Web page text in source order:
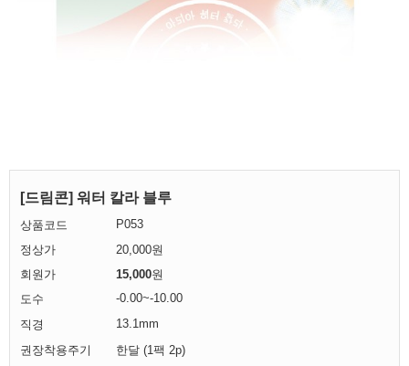
[드림콘] 워터 칼라 블루
상품코드
P053
정상가
20,000원
회원가
15,000원
도수
-0.00~-10.00
직경
13.1mm
권장착용주기
한달 (1팩 2p)